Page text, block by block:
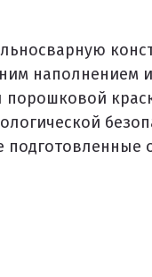
наполнением
порошковой
подготовленные